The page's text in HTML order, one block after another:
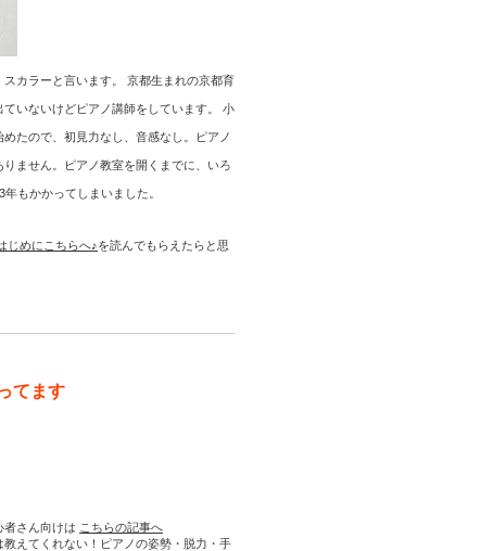
カラーと言います。 京都生まれの京都育
ていないけどピアノ講師をしています。 小
めたので、初見力なし、音感なし。ピアノ
りません。ピアノ教室を開くまでに、いろ
もかかってしまいました。
じめにこちらへ♪を読んでもらえたらと思
てます
者さん向けは こちらの記事へ
教えてくれない！ピアノの姿勢・脱力・手